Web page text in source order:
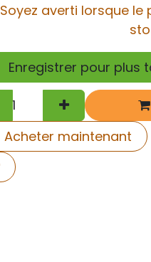
Soyez averti lorsque
Enregistrer pour plus
Acheter maintenant